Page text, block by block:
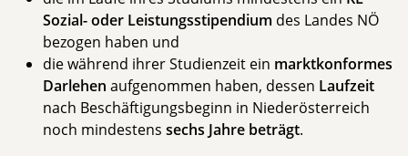
Sozial- oder Leistungsstipendium des Landes NÖ
bezogen haben und
die während ihrer Studienzeit ein marktkonformes
Darlehen aufgenommen haben, dessen Laufzeit
nach Beschäftigungsbeginn in Niederösterreich
noch mindestens sechs Jahre beträgt.